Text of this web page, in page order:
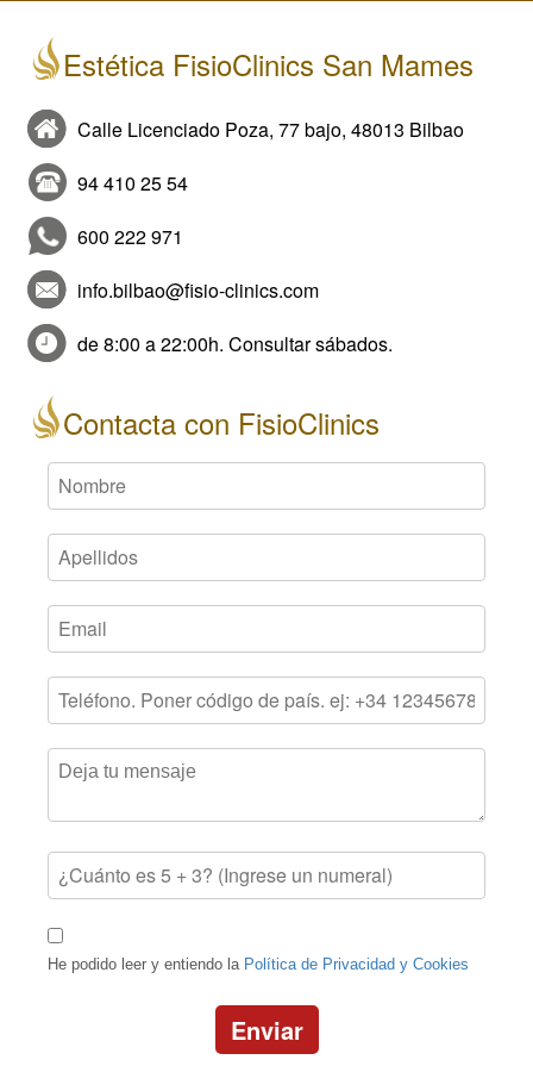
Estética FisioClinics San Mames
Calle Licenciado Poza, 77 bajo, 48013 Bilbao
94 410 25 54
600 222 971
info.bilbao@fisio-clinics.com
de 8:00 a 22:00h. Consultar sábados.
Contacta con FisioClinics
He podido leer y entiendo la Política de Privacidad y Cookies
Enviar